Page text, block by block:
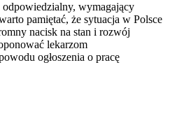
odpowiedzialny, wymagający
pamiętać, że sytuacja w Polsce
nacisk na stan i rozwój
lekarzom
ogłoszenia o pracę